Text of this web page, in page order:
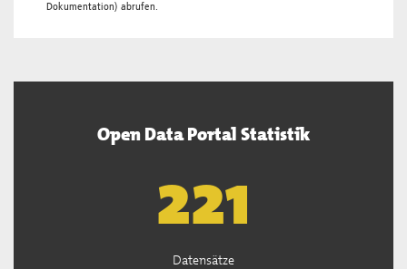
Dokumentation) abrufen.
Open Data Portal Statistik
222
Datensätze